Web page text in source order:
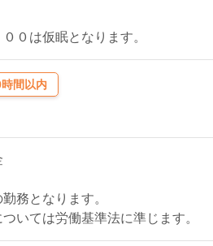
０は仮眠となります。
間以内
務となります。
いては労働基準法に準じます。